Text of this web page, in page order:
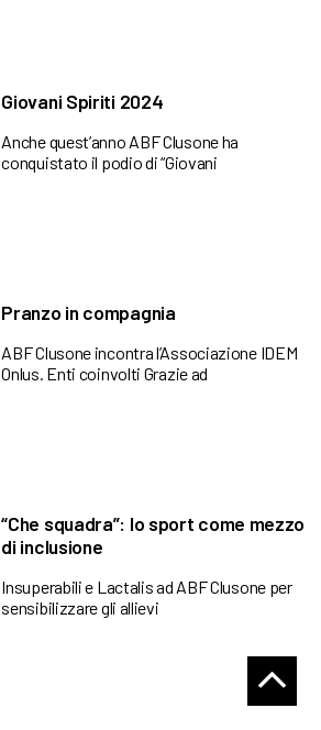
Giovani Spiriti 2024
Anche quest’anno ABF Clusone ha
conquistato il podio di “Giovani
Pranzo in compagnia
ABF Clusone incontra l’Associazione IDEM
Onlus. Enti coinvolti Grazie ad
“Che squadra”: lo sport come mezzo
di inclusione
Insuperabili e Lactalis ad ABF Clusone per
sensibilizzare gli allievi